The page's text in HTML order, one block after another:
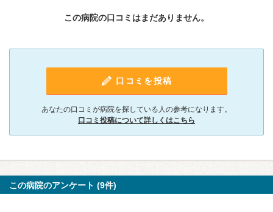
この病院の口コミはまだありません。
口コミを投稿
あなたの口コミが病院を探している人の参考になります。
口コミ投稿について詳しくはこちら
この病院のアンケート (9件)